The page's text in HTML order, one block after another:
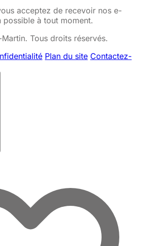
acceptez de recevoir nos e-
possible à tout moment.
Tous droits réservés.
Plan du site Contactez-